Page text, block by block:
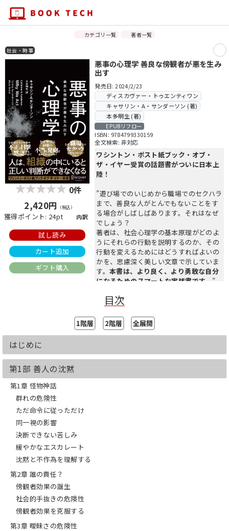
カテゴリ一覧 著者一覧
社会・時事
0件
2,420円 （税込）
獲得ポイント: 24pt 内訳
試し読み
カート追加
ギフト購入
悪事の心理学 善良な傍観者が悪を生み
出す
発売日: 2024/2/23
ディスカヴァー・トゥエンティワン
キャサリン・A・サンダーソン (著)
本多明生 (著)
EPUBリフロー
ISBN: 9784799330159
全文検索: 非対応
ワシントン・ポスト紙ブック・オブ・
ザ・イヤー受賞の話題書がついに日本上
陸！
”遊び場でのいじめから職場でのセクハラ
まで、善良な人がとんでもないことをす
る場合がしばしばあります。それはなぜ
でしょう？
著者は、社会心理学の基本原理がどのよ
うにそれらの行動を説明するのか、その
行動を変えるためにはどうすればよいの
かを、思慮深く美しい文章で示していま
す。 本書は、より良く、より勇敢な自分
になるためのスマートな実践書です。 ”
学社会心理学教授『明日の幸せを科学す
の事実を黙っているのか？
目次
1階層 2階層 全展開
はじめに
第1部 善人の沈黙
第1章 怪物神話
群れの危険性
ただ命令に従っただけ
同一視の影響
決断できない苦しみ
緩やかなエスカレート
沈黙と不作為を理解する
第2章 誰の責任？
傍観者効果の誕生
社会的手抜きの危険性
傍観者効果を克服する
第3章 曖昧さの危険性